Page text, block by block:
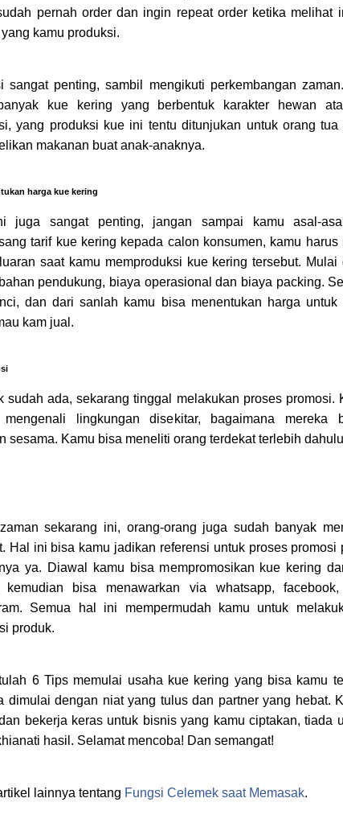
pernah order dan ingin repeat order ketika melihat
kamu produksi.
sangat penting, sambil mengikuti perkembangan
kue kering yang berbentuk karakter hewan
yang produksi kue ini tentu ditunjukan untuk orang tua
makanan buat anak-anaknya.
harga kue kering
juga sangat penting, jangan sampai kamu asal-
tarif kue kering kepada calon konsumen, kamu harus
saat kamu memproduksi kue kering tersebut. Mulai
pendukung, biaya operasional dan biaya packing.
dan dari sanlah kamu bisa menentukan harga untuk
kam jual.
sudah ada, sekarang tinggal melakukan proses promosi.
mengenali lingkungan disekitar, bagaimana mereka
sesama. Kamu bisa meneliti orang terdekat terlebih
sekarang ini, orang-orang juga sudah banyak
Hal ini bisa kamu jadikan referensi untuk proses promosi
ya. Diawal kamu bisa mempromosikan kue kering
kemudian bisa menawarkan via whatsapp, facebook,
Semua hal ini mempermudah kamu untuk
produk.
6 Tips memulai usaha kue kering yang bisa kamu
dimulai dengan niat yang tulus dan partner yang hebat.
bekerja keras untuk bisnis yang kamu ciptakan, tiada
hasil. Selamat mencoba! Dan semangat!
lainnya tentang Fungsi Celemek saat Memasak.